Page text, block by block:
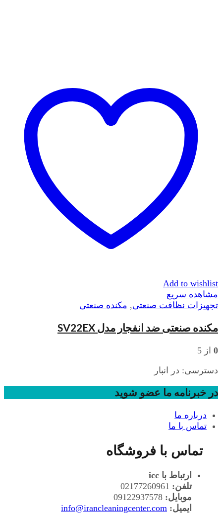
Add to wishlist
مشاهده سریع
تجهیزات نظافت صنعتی, مکنده صنعتی
مکنده صنعتی ضد انفجار مدل SV22EX
0 از 5
دسترسی: در انبار
در خبرنامه ما عضو شوید
درباره ما
تماس با ما
تماس با فروشگاه
ارتباط با icc
تلفن:
موبایل:
ایمیل: info@irancleaningcenter.com